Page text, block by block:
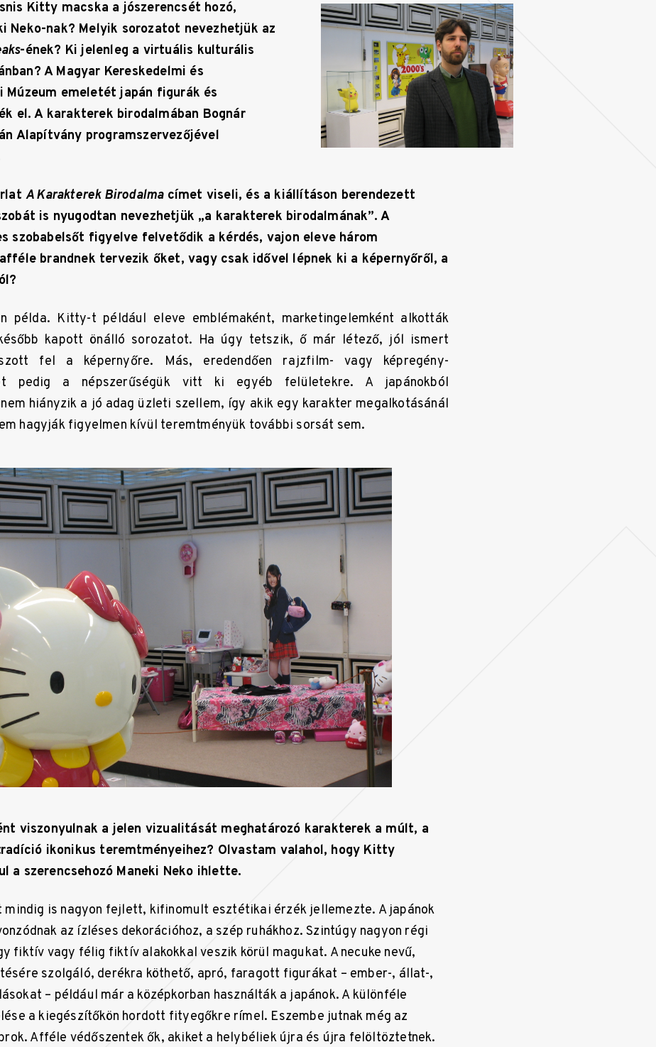
Kitty macska a jószerencsét hozó,
Neko-nak? Melyik sorozatot nevezhetjük az
-ének? Ki jelenleg a virtuális kulturális
A Magyar Kereskedelmi és
Múzeum emeletét japán figurák és
el. A karakterek birodalmában Bognár
Alapítvány programszervezőjével
A Karakterek Birodalmacímet viseli, és a kiállításon berendezett
is nyugodtan nevezhetjük „a karakterek birodalmának”. A
szobabelsőt figyelve felvetődik a kérdés, vajon eleve három
brandnek tervezik őket, vagy csak idővel lépnek ki a képernyőről, a
példa. Kitty-t például eleve emblémaként, marketingelemként alkották
kapott önálló sorozatot. Ha úgy tetszik, ő már létező, jól ismert
fel a képernyőre. Más, eredendően rajzfilm- vagy képregény-
pedig a népszerűségük vitt ki egyéb felületekre. A japánokból
hiányzik a jó adag üzleti szellem, így akik egy karakter megalkotásánál
hagyják figyelmen kívül teremtményük további sorsát sem.
viszonyulnak a jelen vizualitását meghatározó karakterek a múlt, a
ikonikus teremtményeihez? Olvastam valahol, hogy Kitty
a szerencsehozó Maneki Neko ihlette.
mindig is nagyon fejlett, kifinomult esztétikai érzék jellemezte. A japánok
az ízléses dekorációhoz, a szép ruhákhoz. Szintúgy nagyon régi
fiktív vagy félig fiktív alakokkal veszik körül magukat. A necuke nevű,
szolgáló, derékra köthető, apró, faragott figurákat – ember-, állat-,
– például már a középkorban használták a japánok. A különféle
a kiegészítőkön hordott fityegőkre rímel. Eszembe jutnak még az
Afféle védőszentek ők, akiket a helybéliek újra és újra felöltöztetnek.